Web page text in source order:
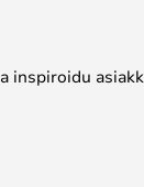
inspiroidu